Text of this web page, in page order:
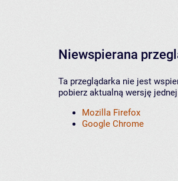
Niewspierana
Ta przeglądarka nie jest
pobierz aktualną wersję
Mozilla Firefox
Google Chrome